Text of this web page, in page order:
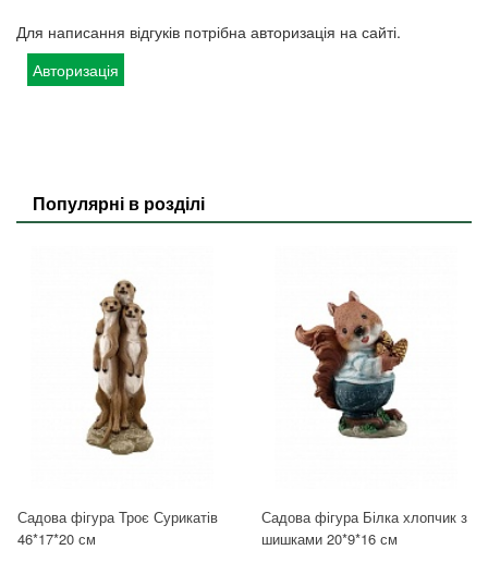
Для написання відгуків потрібна авторизація на сайті.
Авторизація
Популярні в розділі
Садова фігура Троє Сурикатів
46*17*20 см
Садова фігура Білка хлопчик з
шишками 20*9*16 см